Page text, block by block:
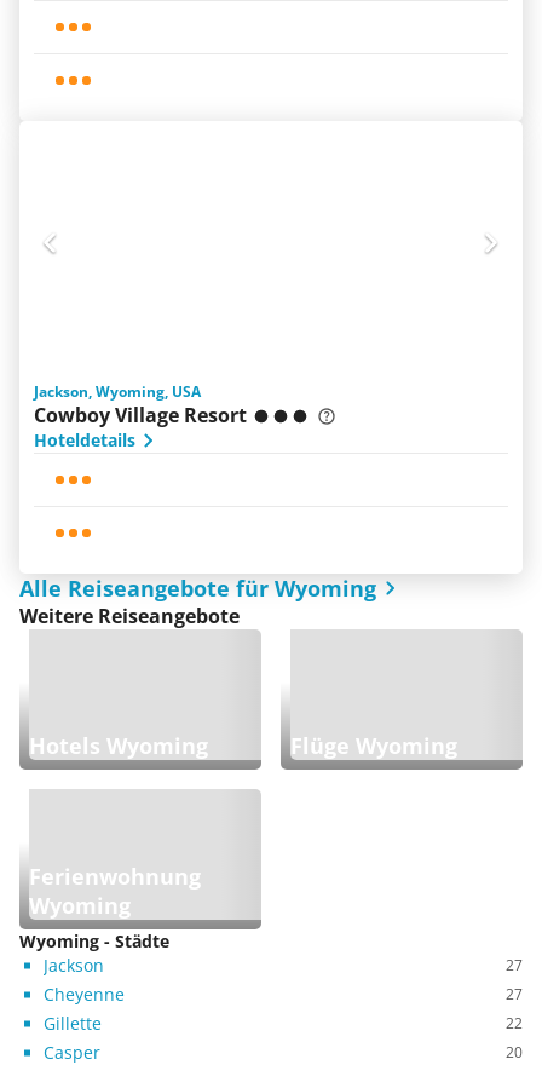
Jackson, Wyoming, USA
Cowboy Village Resort
Hoteldetails
Alle Reiseangebote für Wyoming
Weitere Reiseangebote
Hotels Wyoming Flüge Wyoming
Ferienwohnung
Wyoming
Wyoming - Städte
Jackson
27
Cheyenne 27
Gillette 22
Casper 20